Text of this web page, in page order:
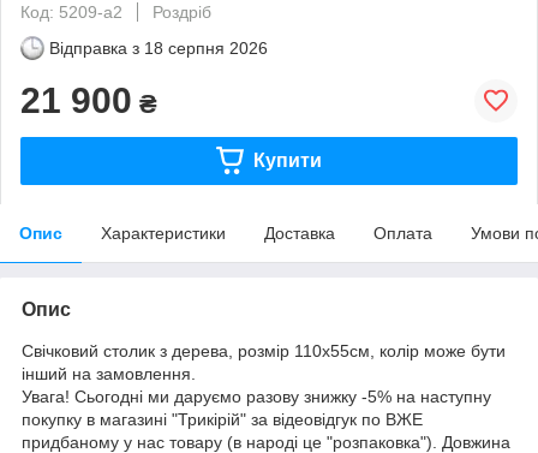
Код: 5209-a2
Роздріб
Відправка з 18 серпня 2026
21 900 ₴
Купити
Опис Характеристики Доставка Оплата Умови
Опис
Свічковий столик з дерева, розмір 110х55см, колір може бути
інший на замовлення.
Увага! Сьогодні ми даруємо разову знижку -5% на наступну
покупку в магазині "Трикірій" за відеовідгук по ВЖЕ
придбаному у нас товару (в народі це "розпаковка"). Довжина